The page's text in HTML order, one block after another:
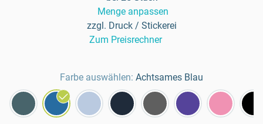
Menge anpassen
zzgl. Druck / Stickerei
Zum Preisrechner
Farbe auswählen: Achtsames Blau